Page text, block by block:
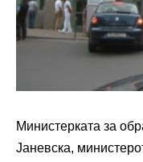
Министерката за
Јаневска,